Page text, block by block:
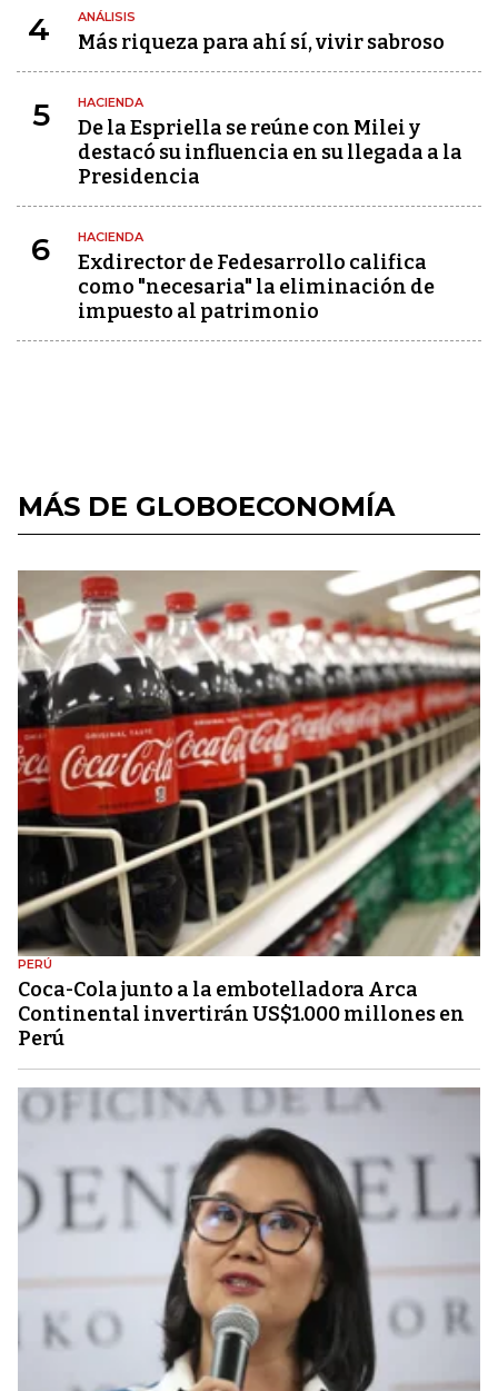
4 ANÁLISIS
Más riqueza para ahí sí, vivir sabroso
5 HACIENDA
De la Espriella se reúne con Milei y
destacó su influencia en su llegada a la
Presidencia
6 HACIENDA
Exdirector de Fedesarrollo califica
como "necesaria" la eliminación de
impuesto al patrimonio
MÁS DE GLOBOECONOMÍA
PERÚ
Coca-Cola junto a la embotelladora Arca
Continental invertirán US$1.000 millones en
Perú